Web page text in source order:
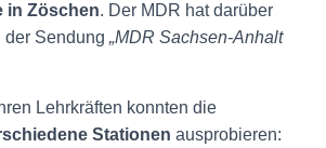
in Zöschen. Der MDR hat darüber
der Sendung „MDR Sachsen-Anhalt
Lehrkräften konnten die
Stationen ausprobieren: